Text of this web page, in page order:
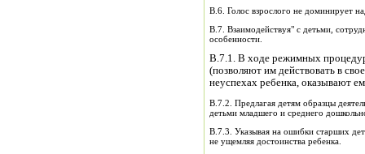
В.6. Голос взрослого не доминирует
В.7. Взаимодействуя" с детьми,
особенности.
В.7.1. В ходе режимных
(позволяют им действовать в
неуспехах ребенка, оказывают
В.7.2. Предлагая детям образцы
детьми младшего и среднего
В.7.3. Указывая на ошибки старших
не ущемляя достоинства ребенка.